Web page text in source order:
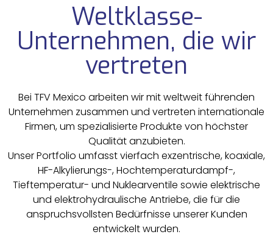
Weltklasse-
Unternehmen, die wir
vertreten
Bei TFV Mexico arbeiten wir mit weltweit führenden
Unternehmen zusammen und vertreten internationale
Firmen, um spezialisierte Produkte von höchster
Qualität anzubieten.
Unser Portfolio umfasst vierfach exzentrische, koaxiale,
HF-Alkylierungs-, Hochtemperaturdampf-,
Tieftemperatur- und Nuklearventile sowie elektrische
und elektrohydraulische Antriebe, die für die
anspruchsvollsten Bedürfnisse unserer Kunden
entwickelt wurden.